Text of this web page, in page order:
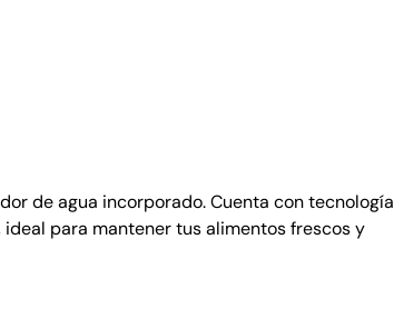
de agua incorporado. Cuenta con tecnología
para mantener tus alimentos frescos y